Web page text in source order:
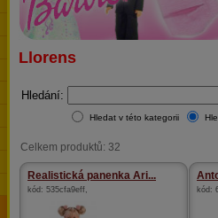
Llorens
Hledání:
Hledat v této kategorii
Celkem produktů: 32
Realistická panenka Ari...
kód: 535cfa9eff, kód: